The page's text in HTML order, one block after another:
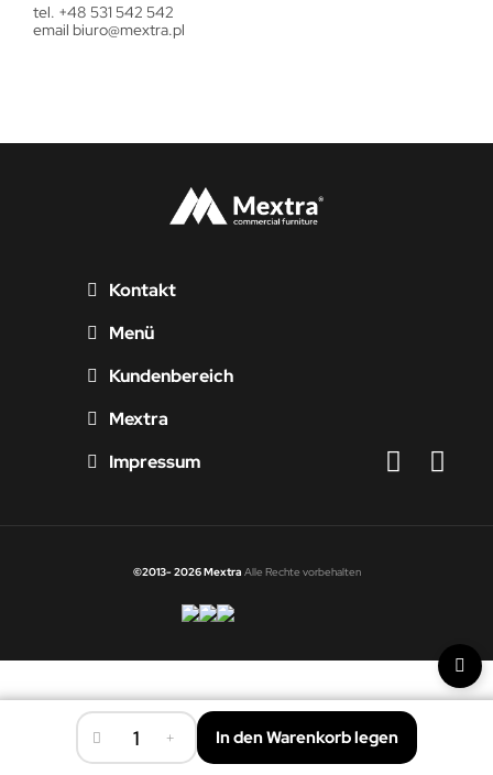
In den Warenkorb legen
tel. +48 531 542 542
email biuro@mextra.pl
Kontakt
Menü
Kundenbereich
Mextra
Impressum
©2013- 2026 Mextra Alle Rechte vorbehalten